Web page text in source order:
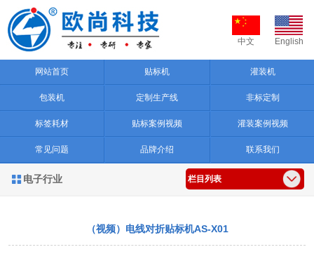
中文 English
网站首页 贴标机 灌装机
包装机 定制生产线 非标定制
标签耗材 贴标案例视频 灌装案例视频
常见问题 品牌介绍 联系我们
 电子行业 栏目列表
（视频）电线对折贴标机AS-X01